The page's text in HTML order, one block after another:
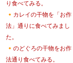
り食べてみる。
カレイの干物を「お作
法」通りに食べてみまし
た。
のどぐろの干物をお作
法通り食べてみる。